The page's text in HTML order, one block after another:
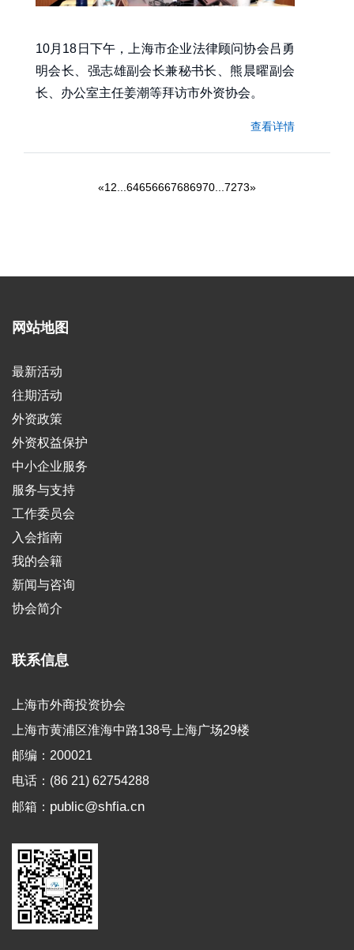
10月18日下午，上海市企业法律顾问协会吕勇
明会长、强志雄副会长兼秘书长、熊晨曜副会
长、办公室主任姜潮等拜访市外资协会。
查看详情
«12...64656667686970...7273»
网站地图
最新活动
往期活动
外资政策
外资权益保护
中小企业服务
服务与支持
工作委员会
入会指南
我的会籍
新闻与咨询
协会简介
联系信息
上海市外商投资协会
上海市黄浦区淮海中路138号上海广场29楼
邮编：200021
电话：(86 21) 62754288
邮箱： public@shfia.cn